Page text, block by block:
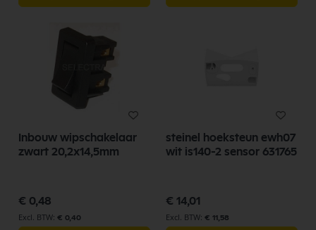
Inbouw wipschakelaar
zwart 20,2x14,5mm
€ 0,48
€ 0,40
steinel hoeksteun ewh07
wit is140-2 sensor 631765
€ 14,01
€ 11,58